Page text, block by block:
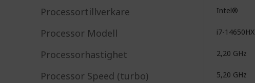
Processortillverkare Intel®
Processor Modell i7-14650HX
Processorhastighet 2,20 GHz
Processor Speed (turbo) 5,20 GHz